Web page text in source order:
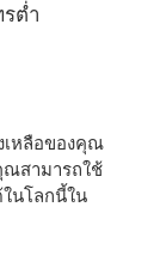
ต่ำ
เหลือของคุณ
ณสามารถใช้
นโลกนี้ใน